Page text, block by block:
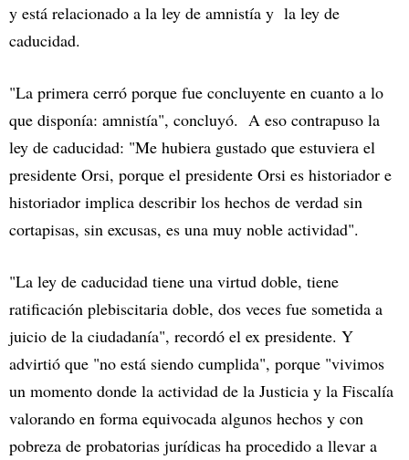
y está relacionado a la ley de amnistía y la ley de
caducidad.
"La primera cerró porque fue concluyente en cuanto a lo
que disponía: amnistía", concluyó. A eso contrapuso la
ley de caducidad: "Me hubiera gustado que estuviera el
presidente Orsi, porque el presidente Orsi es historiador e
historiador implica describir los hechos de verdad sin
cortapisas, sin excusas, es una muy noble actividad".
"La ley de caducidad tiene una virtud doble, tiene
ratificación plebiscitaria doble, dos veces fue sometida a
juicio de la ciudadanía", recordó el ex presidente. Y
advirtió que "no está siendo cumplida", porque "vivimos
un momento donde la actividad de la Justicia y la Fiscalía
valorando en forma equivocada algunos hechos y con
pobreza de probatorias jurídicas ha procedido a llevar a